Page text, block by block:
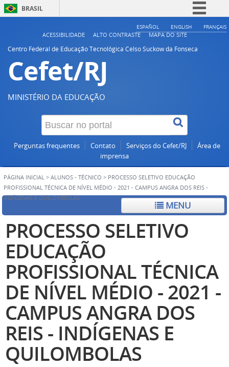
BRASIL
Simplifique!
ESPAÑOL ENGLISH FRANÇAIS
ACESSIBILIDADE ALTO CONTRASTE
MAPA DO SITE
Centro Federal de Educação Tecnológica Celso Suckow da Fonseca
Cefet/RJ
MINISTÉRIO DA EDUCAÇÃO
Perguntas frequentes Contato Serviços do Cefet/RJ
Área de
imprensa
PÁGINA INICIAL > ALUNOS - TÉCNICO > PROCESSO SELETIVO EDUCAÇÃO
PROFISSIONAL TÉCNICA DE NÍVEL MÉDIO - 2021 - CAMPUS ANGRA DOS REIS -
INDÍGENAS E QUILOMBOLAS
MENU
PROCESSO SELETIVO
EDUCAÇÃO
PROFISSIONAL TÉCNICA
DE NÍVEL MÉDIO - 2021 -
CAMPUS ANGRA DOS
REIS - INDÍGENAS E
QUILOMBOLAS